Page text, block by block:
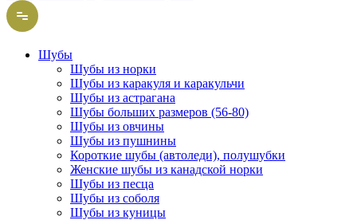
Шубы
Шубы из норки
Шубы из каракуля и каракульчи
Шубы из астрагана
Шубы больших размеров (56-80)
Шубы из овчины
Шубы из пушнины
Короткие шубы (автоледи), полушубки
Женские шубы из канадской норки
Шубы из песца
Шубы из соболя
Шубы из куницы